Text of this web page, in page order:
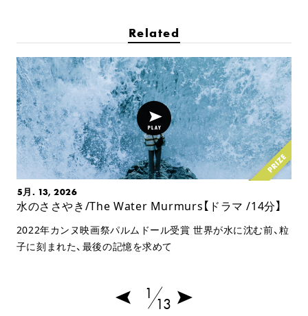
Related
5月. 13, 2026
水のささやき/The Water Murmurs【ドラマ /14分】
2022年カンヌ映画祭パルムドール受賞 世界が水に沈む前、粒
子に刻まれた、最後の記憶を求めて
1
13